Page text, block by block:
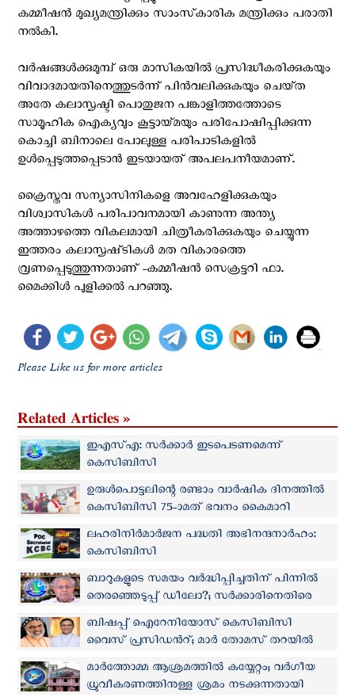
കമ്മീഷൻ മുഖ്യമന്ത്രിക്കും സാംസ്‌കാരിക മന്ത്രിക്കും പരാതി
നൽകി.
വർഷങ്ങൾക്കുമുമ്പ് ഒരു മാസികയിൽ പ്രസിദ്ധീകരിക്കുകയും
വിവാദമായതിനെത്തുടർന്ന് പിൻവലിക്കുകയും ചെയ്‌ത
അതേ കലാസൃഷ്ടി പൊതുജന പങ്കാളിത്തത്തോടെ
സാമൂഹിക ഐക്യവും കൂട്ടായ്‌മയും പരിപോഷിപ്പിക്കുന്ന
കൊച്ചി ബിനാലെ പോലുള്ള പരിപാടികളിൽ
ഉൾപ്പെടുത്തപ്പെടാൻ ഇടയായത് അപലപനീയമാണ്.
ക്രൈസ്ത‌വ സന്യാസിനികളെ അവഹേളിക്കുകയും
വിശ്വാസികൾ പരിപാവനമായി കാണുന്ന അന്ത്യ
അത്താഴത്തെ വികലമായി ചിത്രീകരിക്കുകയും ചെയ്യുന്ന
ഇത്തരം കലാസൃഷ്‌ടികൾ മത വികാരത്തെ
വ്രണപ്പെടുത്തുന്നതാണ് -കമ്മീഷൻ സെക്രട്ടറി ഫാ.
മൈക്കിൾ പുളിക്കൽ പറഞ്ഞു.
Please Like us for more articles
Related Articles »
ഇഎസ്എ: സര്‍ക്കാര്‍ ഇടപെടണമെന്ന്
കെ‌സി‌ബി‌സി
ഉരുൾപൊട്ടലിന്റെ രണ്ടാം വാർഷിക ദിനത്തിൽ
കെ‌സി‌ബി‌സി 75-ാമത് ഭവനം കൈമാറി
ലഹരിനിർമാർജന പദ്ധതി അഭിനന്ദനാർഹം:
കെ‌സി‌ബി‌സി
ബാറുകളുടെ സമയം വർദ്ധിപ്പിച്ചതിന് പിന്നില്‍
തെരഞ്ഞെടുപ്പ് ഡീലോ?; സര്‍ക്കാരിനെതിരെ
കെ‌സി‌ബി‌സി
ബിഷപ്പ് ഐറേനിയോസ് കെ‌സി‌ബി‌സി
വൈസ് പ്രസിഡന്‍റ്; മാർ തോമസ് തറയില്‍
ജനറല്‍ സെക്രട്ടറി
മാർത്തോമ്മ ആശ്രമത്തില്‍ കയ്യേറ്റം; വർഗീയ
ധ്രുവീകരണത്തിനുള്ള ശ്രമം നടക്കുന്നതായി